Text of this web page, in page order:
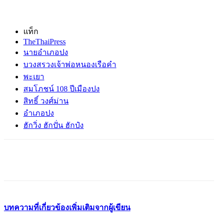
แท็ก
TheThaiPress
นายอำเภอปง
บวงสรวงเจ้าพ่อหนองเรือคำ
พะเยา
สมโภชน์ 108 ปีเมืองปง
สิทธิ์ วงศ์ม่าน
อำเภอปง
ฮักวิ่ง ฮักปั่น ฮักป๋ง
บทความที่เกี่ยวข้องเพิ่มเติมจากผู้เขียน